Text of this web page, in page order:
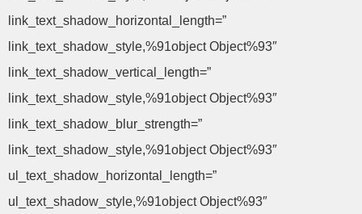
link_text_shadow_horizontal_length=”
link_text_shadow_style,%91object Object%93″
link_text_shadow_vertical_length=”
link_text_shadow_style,%91object Object%93″
link_text_shadow_blur_strength=”
link_text_shadow_style,%91object Object%93″
ul_text_shadow_horizontal_length=”
ul_text_shadow_style,%91object Object%93″